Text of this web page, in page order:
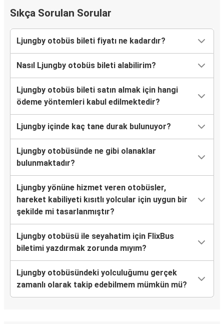
Sıkça Sorulan Sorular
Ljungby otobüs bileti fiyatı ne kadardır?
Nasıl Ljungby otobüs bileti alabilirim?
Ljungby otobüs bileti satın almak için hangi
ödeme yöntemleri kabul edilmektedir?
Ljungby içinde kaç tane durak bulunuyor?
Ljungby otobüsünde ne gibi olanaklar
bulunmaktadır?
Ljungby yönüne hizmet veren otobüsler,
hareket kabiliyeti kısıtlı yolcular için uygun bir
şekilde mi tasarlanmıştır?
Ljungby otobüsü ile seyahatim için FlixBus
biletimi yazdırmak zorunda mıyım?
Ljungby otobüsündeki yolculuğumu gerçek
zamanlı olarak takip edebilmem mümkün mü?